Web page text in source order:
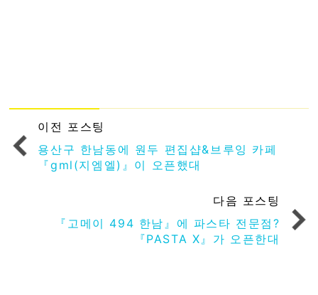
이전 포스팅
용산구 한남동에 원두 편집샵&브루잉 카페
『gml(지엠엘)』이 오픈했대
다음 포스팅
『고메이 494 한남』에 파스타 전문점?
『PASTA X』가 오픈한대